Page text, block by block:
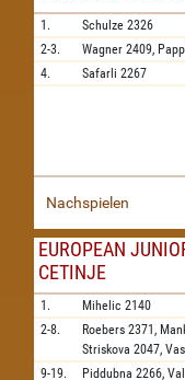
1. Schulze 2326
2-3.
Wagner 2409, Papp
4.
Safarli 2267
Nachspielen
EUROPEAN
CETINJE
1. Mihelic 2140
2-8.
Roebers 2371,
Striskova 2047,
9-19. Piddubna 2266,